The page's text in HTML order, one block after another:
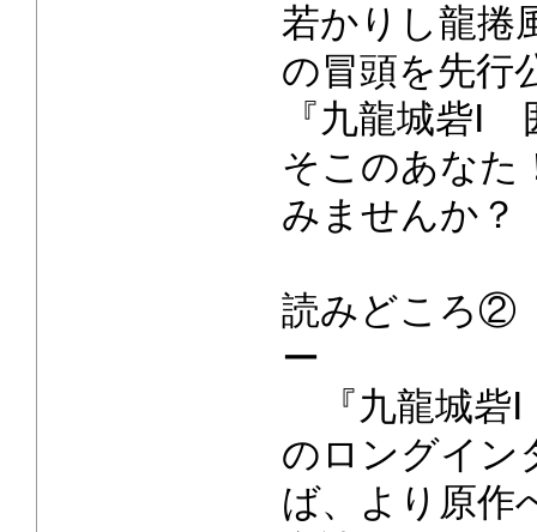
若かりし龍捲
の冒頭を先行
『九龍城砦Ⅰ
そこのあな
みませんか？
読みどころ②
ー
『九龍城砦Ⅰ
のロングイ
ば、より原